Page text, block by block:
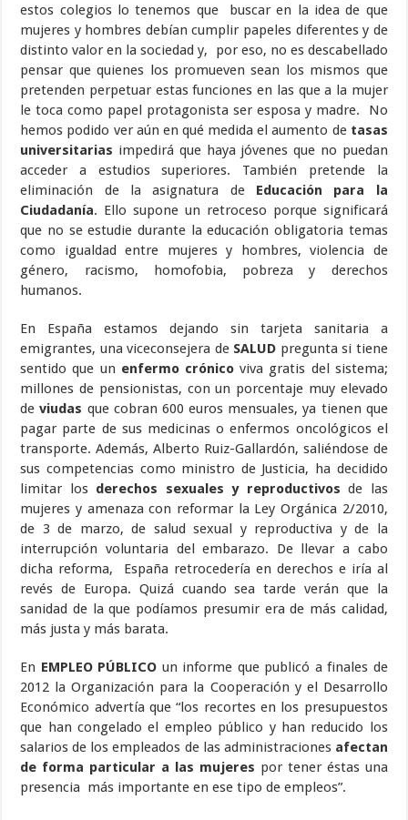
estos colegios lo tenemos que buscar en la idea de que
mujeres y hombres debían cumplir papeles diferentes y de
distinto valor en la sociedad y, por eso, no es descabellado
pensar que quienes los promueven sean los mismos que
pretenden perpetuar estas funciones en las que a la mujer
le toca como papel protagonista ser esposa y madre. No
hemos podido ver aún en qué medida el aumento de tasas
universitarias impedirá que haya jóvenes que no puedan
acceder a estudios superiores. También pretende la
eliminación de la asignatura de Educación para la
Ciudadanía. Ello supone un retroceso porque significará
que no se estudie durante la educación obligatoria temas
como igualdad entre mujeres y hombres, violencia de
género, racismo, homofobia, pobreza y derechos
humanos.
En España estamos dejando sin tarjeta sanitaria a
emigrantes, una viceconsejera de SALUD pregunta si tiene
sentido que un enfermo crónico viva gratis del sistema;
millones de pensionistas, con un porcentaje muy elevado
deviudas que cobran 600 euros mensuales, ya tienen que
pagar parte de sus medicinas o enfermos oncológicos el
transporte. Además, Alberto Ruiz-Gallardón, saliéndose de
sus competencias como ministro de Justicia, ha decidido
limitar los derechos sexuales y reproductivos de las
mujeres y amenaza con reformar la Ley Orgánica 2/2010,
de 3 de marzo, de salud sexual y reproductiva y de la
interrupción voluntaria del embarazo. De llevar a cabo
dicha reforma, España retrocedería en derechos e iría al
revés de Europa. Quizá cuando sea tarde verán que la
sanidad de la que podíamos presumir era de más calidad,
más justa y más barata.
En EMPLEO PÚBLICO un informe que publicó a finales de
2012 la Organización para la Cooperación y el Desarrollo
Económico advertía que “los recortes en los presupuestos
que han congelado el empleo público y han reducido los
salarios de los empleados de las administraciones afectan
de forma particular a las mujeres por tener éstas una
presencia más importante en ese tipo de empleos”.